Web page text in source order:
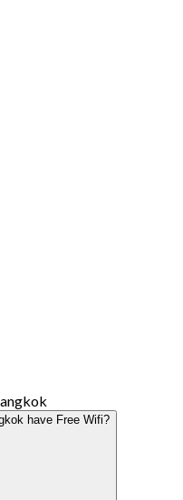
have Free Wifi?